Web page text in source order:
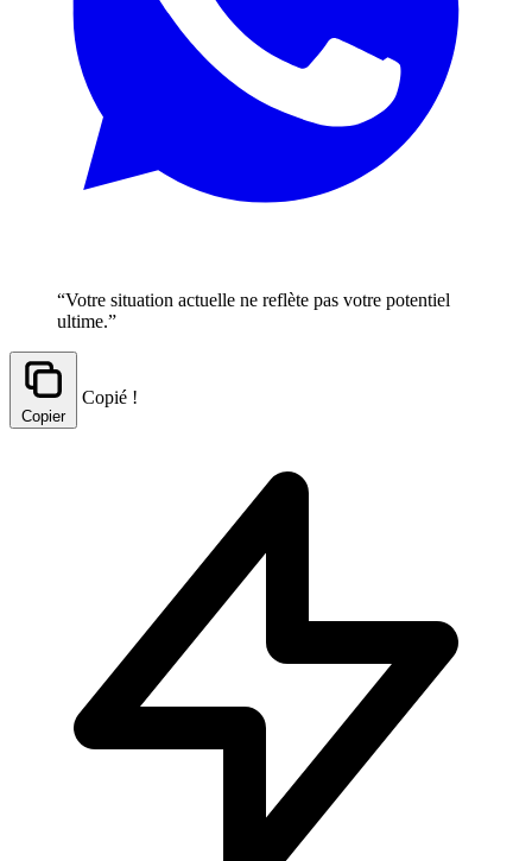
“Votre situation actuelle ne reflète pas votre potentiel
ultime.”
Copier
Copié !